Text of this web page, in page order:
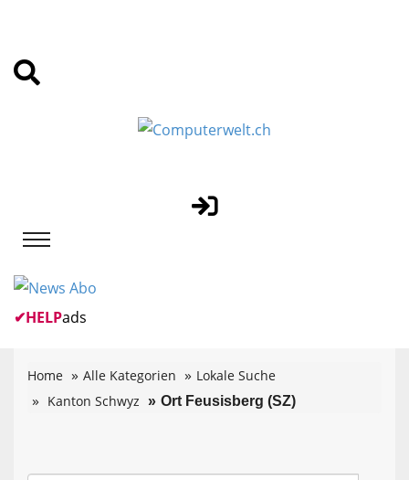
✔HELPads
Home Alle Kategorien
Lokale Suche
Kanton Schwyz
Ort Feusisberg (SZ)